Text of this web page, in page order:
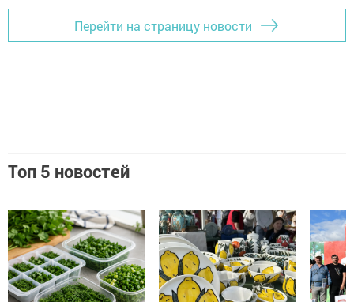
Перейти на страницу новости
Топ 5 новостей